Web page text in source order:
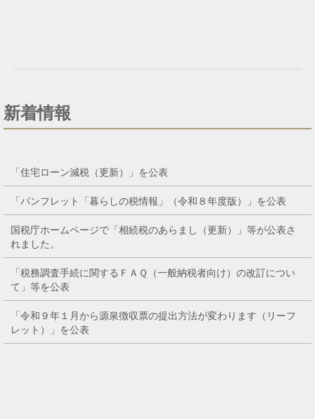
新着情報
「住宅ローン減税（更新）」を公表
「パンフレット「暮らしの税情報」（令和８年度版）」を公表
国税庁ホームページで「相続税のあらまし（更新）」等が公表さ
れました。
「税務調査手続に関するＦＡＱ（一般納税者向け）の改訂につい
て」等を公表
「令和９年１月から源泉徴収票の提出方法が変わります（リーフ
レット）」を公表